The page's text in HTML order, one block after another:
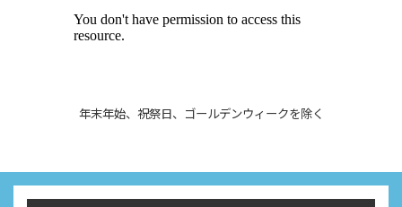
年末年始、祝祭日、ゴールデンウィークを除く